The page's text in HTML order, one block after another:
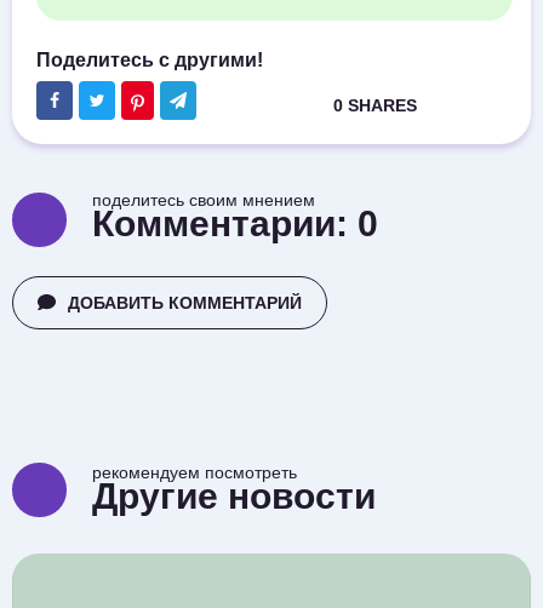
поделитесь своим мнением
Комментарии: 0
ДОБАВИТЬ КОММЕНТАРИЙ
рекомендуем посмотреть
Другие новости